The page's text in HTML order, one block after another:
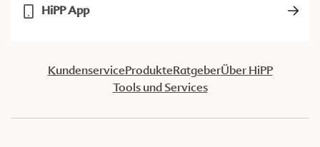
HiPP App
KundenserviceProdukteRatgeberÜber HiPP
Tools und Services